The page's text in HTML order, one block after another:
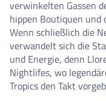
verwinkelten Gassen
hippen Boutiquen und
Wenn schließlich die
verwandelt sich die
und Energie, denn
Nightlifes, wo
Tropics den Takt